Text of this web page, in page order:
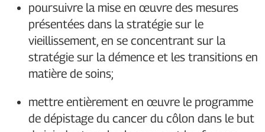
poursuivre la mise en œuvre des mesures
présentées dans la stratégie sur le
vieillissement, en se concentrant sur la
stratégie sur la démence et les transitions en
matière de soins;
mettre entièrement en œuvre le programme
de dépistage du cancer du côlon dans le but